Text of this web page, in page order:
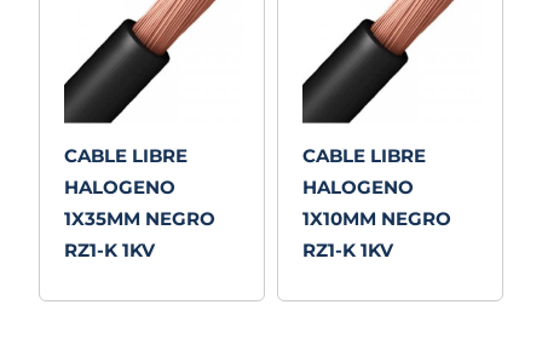
CABLE LIBRE
HALOGENO
1X35MM NEGRO
RZ1-K 1KV
CABLE LIBRE
HALOGENO
1X10MM NEGRO
RZ1-K 1KV